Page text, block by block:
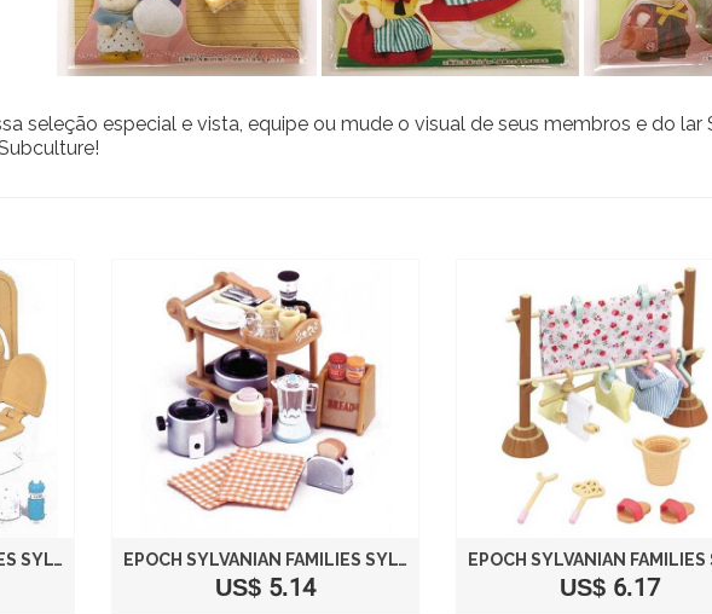
seleção especial e vista, equipe ou mude o visual de seus membros e do lar
EPOCH SYLVANIAN FAMILIES SYLVANIAN FAMILY DOLL "BATHROOM SET KA-606" EPOCH SYLVANIAN FAMILIES SYLVANIAN FAMILY DINING KITCHEN SET ELECTRIC KITCHEN SET KA-407
US$ 5.14 US$ 6.17